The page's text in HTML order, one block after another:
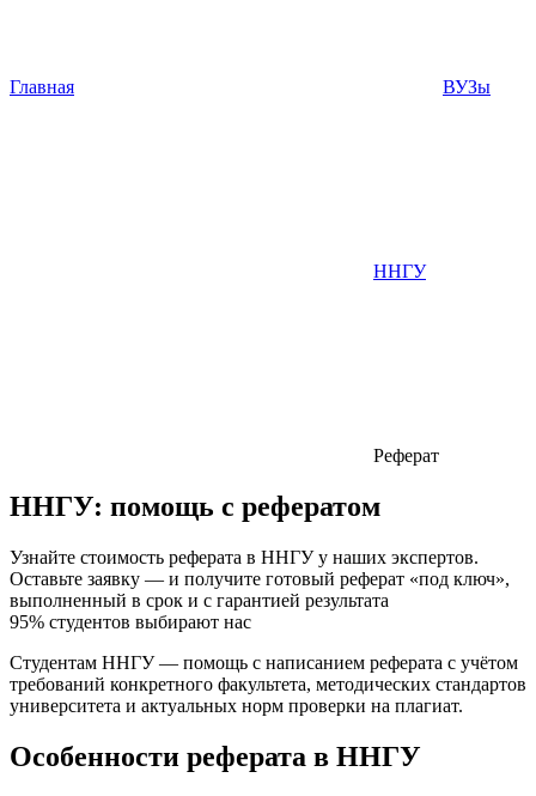
Главная ВУЗы
ННГУ
Реферат
ННГУ: помощь с рефератом
Узнайте стоимость реферата в ННГУ у наших экспертов.
Оставьте заявку — и получите готовый реферат «под ключ»,
выполненный в срок и с гарантией результата
95% студентов выбирают нас
Студентам ННГУ — помощь с написанием реферата с учётом
требований конкретного факультета, методических стандартов
университета и актуальных норм проверки на плагиат.
Особенности реферата в ННГУ